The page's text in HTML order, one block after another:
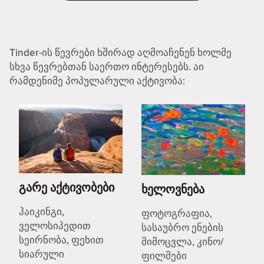
Tinder-ის წევრები ხშირად აღმოაჩენენ ხოლმე
სხვა წევრებთან საერთო ინტერესებს. აი
რამდენიმე პოპულარული აქტივობა:
გარე აქტივობები
ჰაიკინგი,
ველოსიპედით
სეირნობა, ფეხით
სიარული
ხელოვნება
ფოტოგრაფია,
სასაუბრო ენების
მიმოცვლა, კინო/
ფილმები